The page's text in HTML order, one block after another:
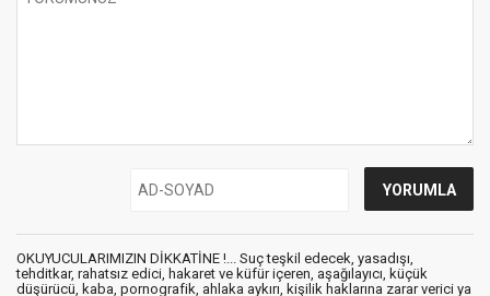
OKUYUCULARIMIZIN DİKKATİNE !... Suç teşkil edecek, yasadışı,
tehditkar, rahatsız edici, hakaret ve küfür içeren, aşağılayıcı, küçük
düşürücü, kaba, pornografik, ahlaka aykırı, kişilik haklarına zarar verici ya